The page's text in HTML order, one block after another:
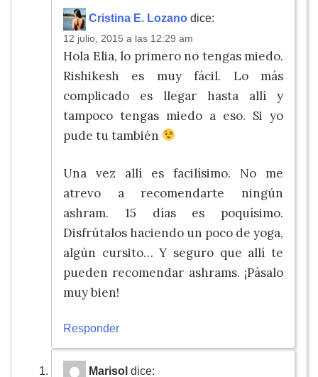
Cristina E. Lozano dice:
12 julio, 2015 a las 12:29 am
Hola Elia, lo primero no tengas miedo.
Rishikesh es muy fácil. Lo más
complicado es llegar hasta allí y
tampoco tengas miedo a eso. Si yo
pude tu también
Una vez allí es facilísimo. No me
atrevo a recomendarte ningún
ashram. 15 días es poquísimo.
Disfrútalos haciendo un poco de yoga,
algún cursito… Y seguro que allí te
pueden recomendar ashrams. ¡Pásalo
muy bien!
Responder
Marisol dice: